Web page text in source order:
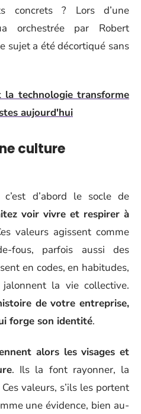
concrets ? Lors d’une
orchestrée par Robert
sujet a été décortiqué sans
la technologie transforme
aujourd'hui
culture
c’est d’abord le socle de
voir vivre et respirer à
valeurs agissent comme
fous, parfois aussi des
en codes, en habitudes,
la vie collective.
de votre entreprise,
forge son identité.
alors les visages et
. Ils la font rayonner, la
valeurs, s’ils les portent
une évidence, bien au-